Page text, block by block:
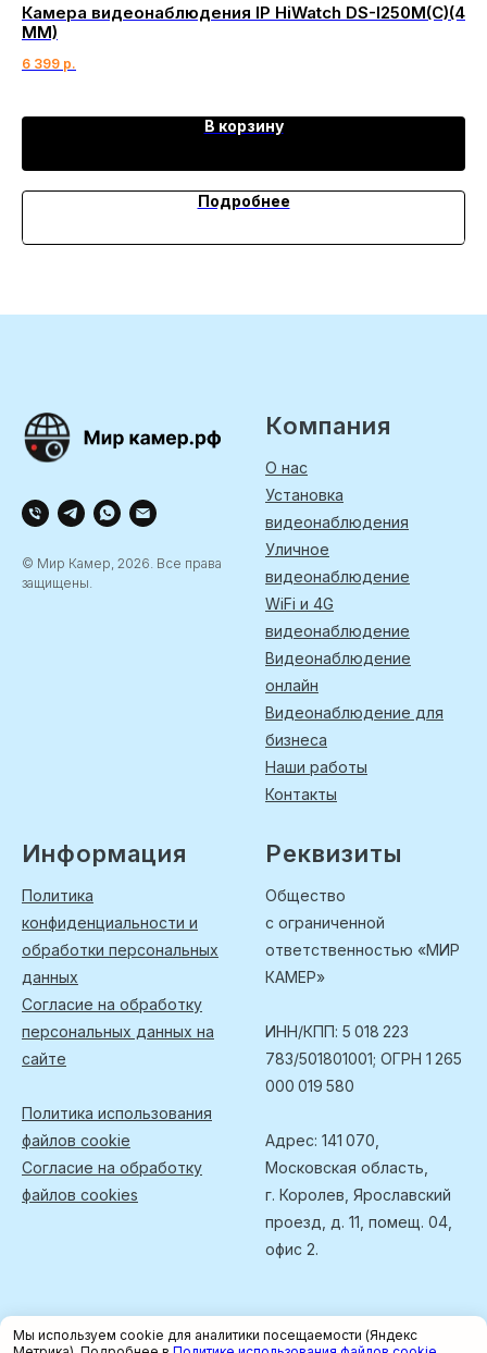
Камера видеонаблюдения IP HiWatch DS-I250M(C)(4
MM)
6 399 р.
В корзину
Подробнее
© Мир Камер, 2026. Все права
защищены.
Компания
О нас
Установка
видеонаблюдения
Уличное
видеонаблюдение
WiFi и 4G
видеонаблюдение
Видеонаблюдение
онлайн
Видеонаблюдение для
бизнеса
Наши работы
Контакты
Информация
Политика
конфиденциальности и
обработки персональных
данных
Согласие на обработку
персональных данных на
сайте
Политика использования
файлов cookie
Согласие на обработку
файлов cookies
Реквизиты
Общество
с ограниченной
ответственностью «МИР
КАМЕР»
ИНН/КПП: 5 018 223
783/501801001; ОГРН 1 265
000 019 580
Адрес: 141 070,
Московская область,
г. Королев, Ярославский
проезд, д. 11, помещ. 04,
офис 2.
Мы используем cookie для аналитики посещаемости (Яндекс